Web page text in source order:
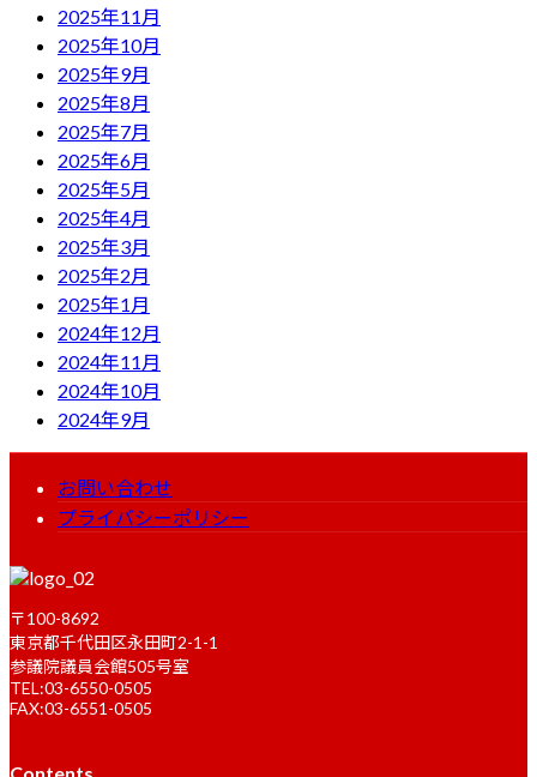
2025年11月
2025年10月
2025年9月
2025年8月
2025年7月
2025年6月
2025年5月
2025年4月
2025年3月
2025年2月
2025年1月
2024年12月
2024年11月
2024年10月
2024年9月
お問い合わせ
プライバシーポリシー
〒100-8692
東京都千代田区永田町2-1-1
参議院議員会館505号室
TEL:03-6550-0505
FAX:03-6551-0505
Contents